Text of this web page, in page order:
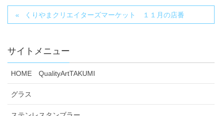
くりやまクリエイターズマーケット １１月の店番
サイトメニュー
HOME QualityArtTAKUMI
グラス